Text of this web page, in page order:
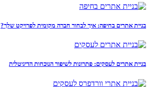
בניית אתרים בחיפה: איך לבחור חברה מקומית לפרויקט שלך?
בניית אתרים לעסקים: פתרונות לשיפור הנוכחות הדיגיטלית